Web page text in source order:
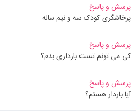
پرسش و پاسخ
پرخاشگری کودک سه و نیم ساله
پرسش و پاسخ
کی می تونم تست بارداری بدم؟
پرسش و پاسخ
آیا باردار هستم؟